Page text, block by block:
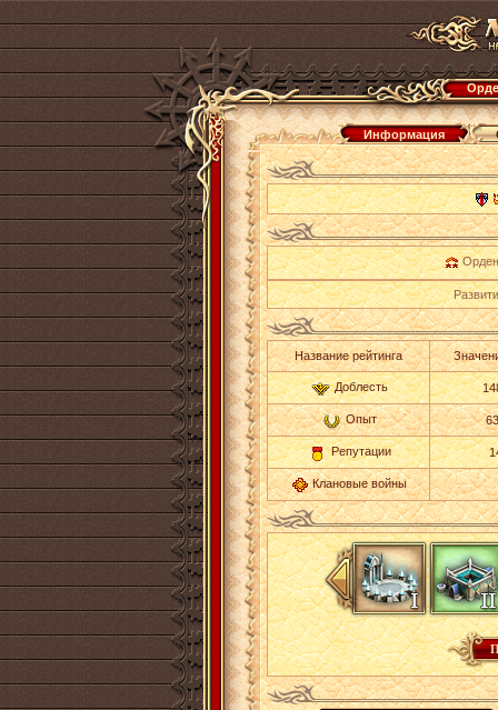
Информация
Название рейтинга
Доблесть
Опыт
Репутации
Клановые войны